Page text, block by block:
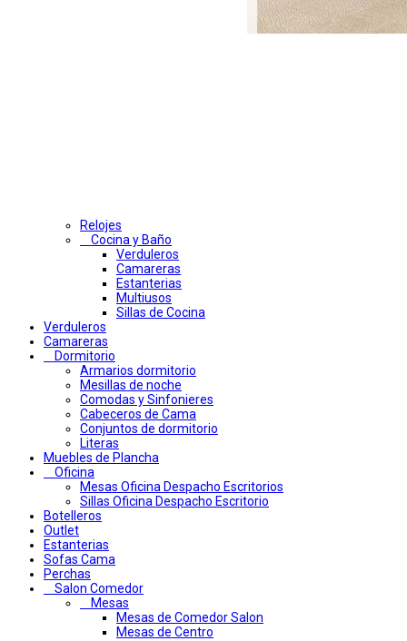
Relojes
Cocina y Baño
Verduleros
Camareras
Estanterias
Multiusos
Sillas de Cocina
Verduleros
Camareras
Dormitorio
Armarios dormitorio
Mesillas de noche
Comodas y Sinfonieres
Cabeceros de Cama
Conjuntos de dormitorio
Literas
Muebles de Plancha
Oficina
Mesas Oficina Despacho Escritorios
Sillas Oficina Despacho Escritorio
Botelleros
Outlet
Estanterias
Sofas Cama
Perchas
Salon Comedor
Mesas
Mesas de Comedor Salon
Mesas de Centro